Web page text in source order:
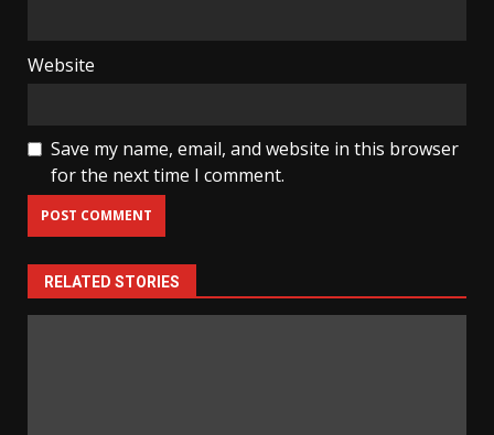
Website
Save my name, email, and website in this browser
for the next time I comment.
RELATED STORIES